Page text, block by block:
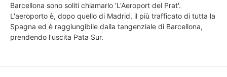
Barcellona sono soliti chiamarlo 'L'Aeroport del Prat'.
L'aeroporto è, dopo quello di Madrid, il più trafficato di tutta la
Spagna ed è raggiungibile dalla tangenziale di Barcellona,
prendendo l'uscita Pata Sur.